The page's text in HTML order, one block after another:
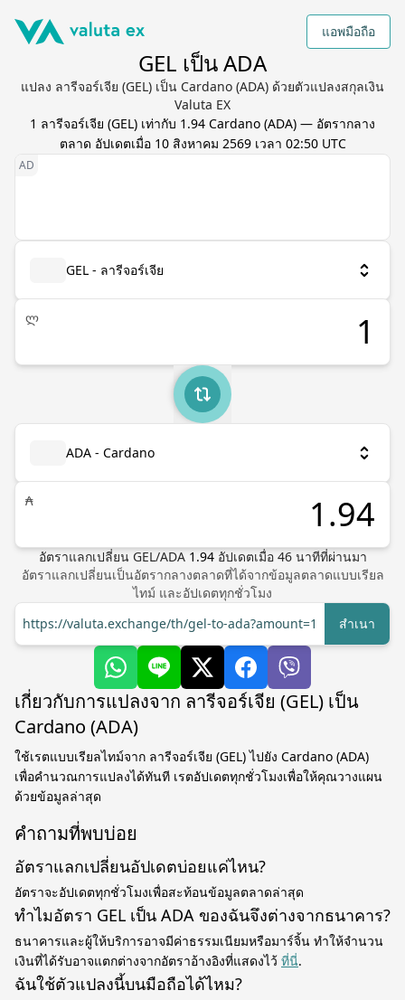
แอพมือถือ
GEL เป็น ADA
แปลง ลารีจอร์เจีย (GEL) เป็น Cardano (ADA) ด้วยตัวแปลงสกุลเงิน
Valuta EX
1 ลารีจอร์เจีย (GEL) เท่ากับ 1.94 Cardano (ADA) — อัตรากลาง
ตลาด อัปเดตเมื่อ 10 สิงหาคม 2569 เวลา 02:50 UTC
GEL - ลารีจอร์เจีย
ლ
ADA - Cardano
₳
อัตราแลกเปลี่ยน GEL/ADA 1.94 อัปเดตเมื่อ 46นาทีที่ผ่านมา
อัตราแลกเปลี่ยนเป็นอัตรากลางตลาดที่ได้จากข้อมูลตลาดแบบเรียล
ไทม์ และอัปเดตทุกชั่วโมง
https://valuta.exchange/th/gel-to-ada?amount=1
สำเนา
เกี่ยวกับการแปลงจาก ลารีจอร์เจีย (GEL) เป็น
Cardano (ADA)
ใช้เรตแบบเรียลไทม์จาก ลารีจอร์เจีย (GEL) ไปยัง Cardano (ADA)
เพื่อคำนวณการแปลงได้ทันที เรตอัปเดตทุกชั่วโมงเพื่อให้คุณวางแผน
ด้วยข้อมูลล่าสุด
คำถามที่พบบ่อย
อัตราแลกเปลี่ยนอัปเดตบ่อยแค่ไหน?
อัตราจะอัปเดตทุกชั่วโมงเพื่อสะท้อนข้อมูลตลาดล่าสุด
ทำไมอัตรา GEL เป็น ADA ของฉันจึงต่างจากธนาคาร?
ธนาคารและผู้ให้บริการอาจมีค่าธรรมเนียมหรือมาร์จิ้น ทำให้จำนวน
เงินที่ได้รับอาจแตกต่างจากอัตราอ้างอิงที่แสดงไว้ ที่นี่.
ฉันใช้ตัวแปลงนี้บนมือถือได้ไหม?